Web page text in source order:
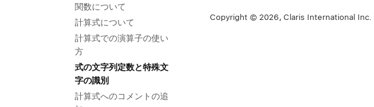
関数について
計算式について
計算式での演算子の使い
方
式の文字列定数と特殊文
字の識別
計算式へのコメントの追
Copyright © 2026, Claris International Inc.